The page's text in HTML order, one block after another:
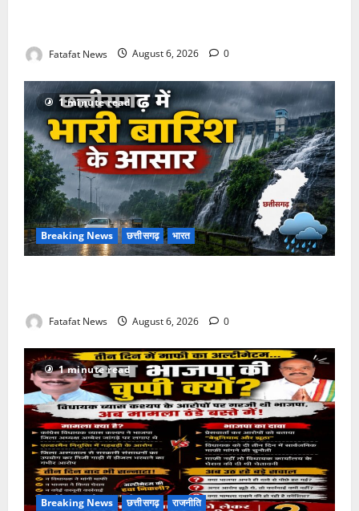
Fatafat News August 6, 2026 0
1 minute read
Breaking News छत्तीसगढ़ भारत
Fatafat News August 6, 2026 0
1 minute read
Breaking News छत्तीसगढ़ राजनीति